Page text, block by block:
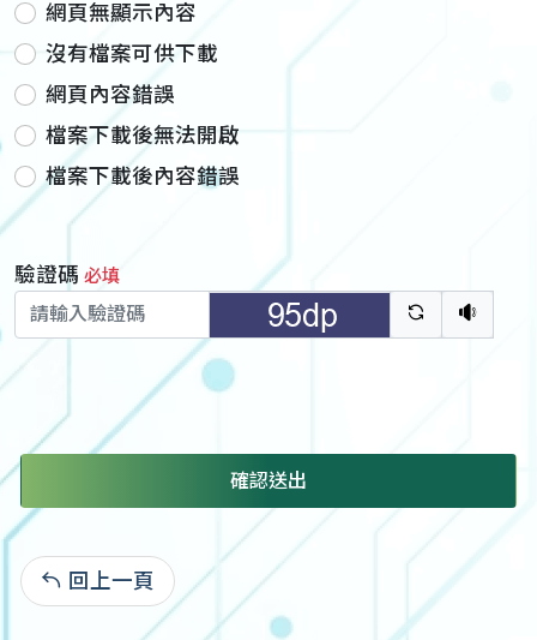
網頁無顯示內容
沒有檔案可供下載
網頁內容錯誤
檔案下載後無法開啟
檔案下載後內容錯誤
驗證碼 必填
驗證碼重新
聽語
確認送出
回上一頁